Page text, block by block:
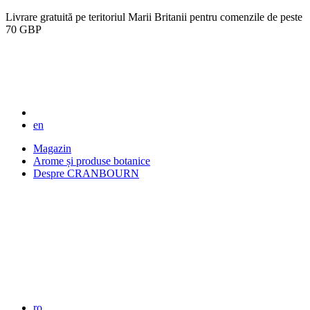
Livrare gratuită pe teritoriul Marii Britanii pentru comenzile de peste
70 GBP
en
Magazin
Arome și produse botanice
Despre CRANBOURN
ro